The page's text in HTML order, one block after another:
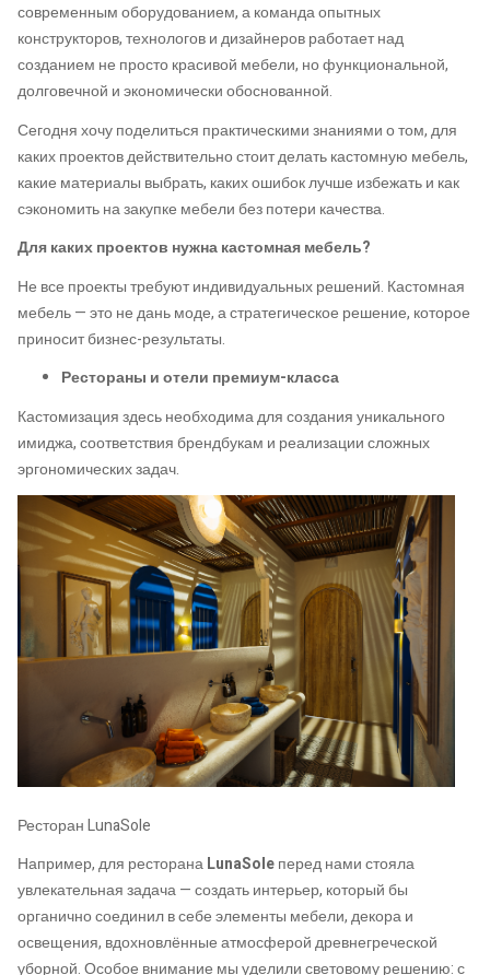
современным оборудованием, а команда опытных
конструкторов, технологов и дизайнеров работает над
созданием не просто красивой мебели, но функциональной,
долговечной и экономически обоснованной.
Сегодня хочу поделиться практическими знаниями о том, для
каких проектов действительно стоит делать кастомную мебель,
какие материалы выбрать, каких ошибок лучше избежать и как
сэкономить на закупке мебели без потери качества.
Для каких проектов нужна кастомная мебель?
Не все проекты требуют индивидуальных решений. Кастомная
мебель — это не дань моде, а стратегическое решение, которое
приносит бизнес-результаты.
Рестораны и отели премиум-класса
Кастомизация здесь необходима для создания уникального
имиджа, соответствия брендбукам и реализации сложных
эргономических задач.
Ресторан LunaSole
Например, для ресторанаLunaSoleперед нами стояла
увлекательная задача — создать интерьер, который бы
органично соединил в себе элементы мебели, декора и
освещения, вдохновлённые атмосферой древнегреческой
уборной. Особое внимание мы уделили световому решению: с